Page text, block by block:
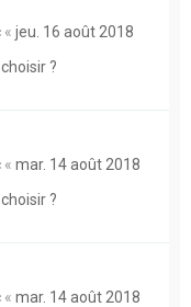
« jeu. 16 août 2018
?
« mar. 14 août 2018
?
« mar. 14 août 2018